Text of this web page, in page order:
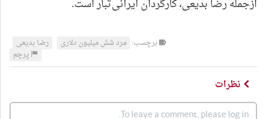
ازجمله رضا بدیعی، کارگردان ایرانی‌تبار است.
برچسب: مرد شش میلیون دلاری
رضا بدیعی
پرچم
نظرات